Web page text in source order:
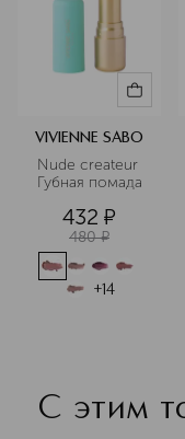
VIVIENNE SABO
Nude createur
Губная помада
432 ¤
480 ¤
+14
С этим